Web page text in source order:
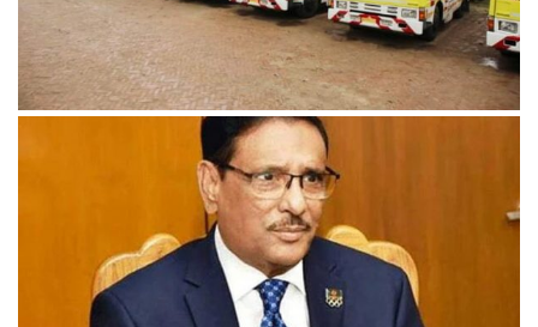
বাংলাদেশকে অ্যাম্বুলেন্স ও চিকিৎসা সামগ্রী উপহার দিল ভারত।